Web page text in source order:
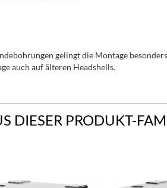
gelingt die Montage
auch auf älteren Headshells.
DIESER PRODUKT-